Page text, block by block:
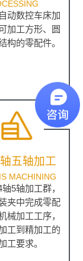
动数控车床加
加工方形、圆
构的零配件。
五轴加工
MACHINING
5轴加工群，
夹中完成零配
械加工工序，
工到精加工的
工要求。